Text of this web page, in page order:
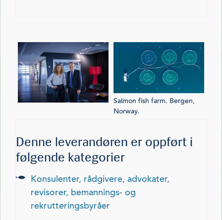
Salmon fish farm. Bergen,
Norway.
Denne leverandøren er oppført i
følgende kategorier
konsulenter, rådgivere, advokater,
revisorer, bemannings- og
rekrutteringsbyråer